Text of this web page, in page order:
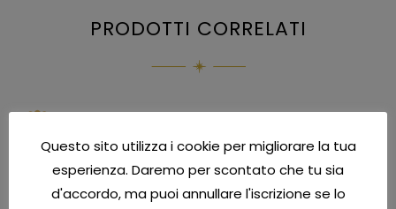
PRODOTTI CORRELATI
Questo sito utilizza i cookie per migliorare la tua
esperienza. Daremo per scontato che tu sia
d'accordo, ma puoi annullare l'iscrizione se lo